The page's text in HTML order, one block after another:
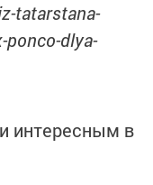
tatarstana-
dlya-
интересным в